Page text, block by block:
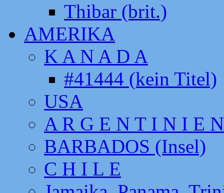
Thibar (brit.)
AMERIKA
K A N A D A
#41444 (kein Titel)
USA
A R G E N T I N I E N
BARBADOS (Insel)
C H I L E